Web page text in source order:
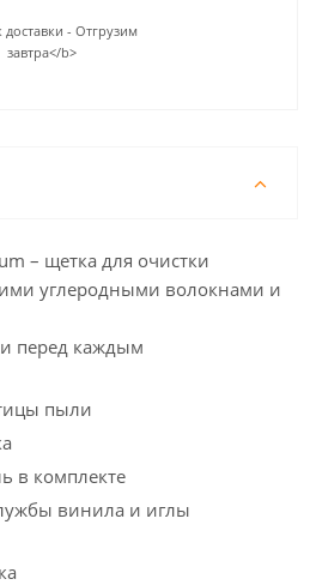
доставки - Отгрузим
завтра</b>
– щетка для очистки
углеродными волокнами и
перед каждым
пыли
в комплекте
винила и иглы